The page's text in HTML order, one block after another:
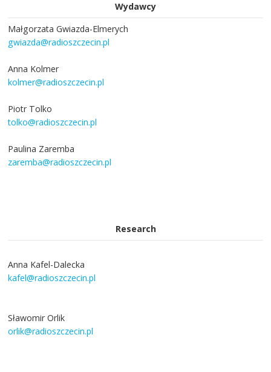
Wydawcy
Małgorzata Gwiazda-Elmerych
gwiazda@radioszczecin.pl
Anna Kolmer
kolmer@radioszczecin.pl
Piotr Tolko
tolko@radioszczecin.pl
Paulina Zaremba
zaremba@radioszczecin.pl
Research
Anna Kafel-Dalecka
kafel@radioszczecin.pl
Sławomir Orlik
orlik@radioszczecin.pl